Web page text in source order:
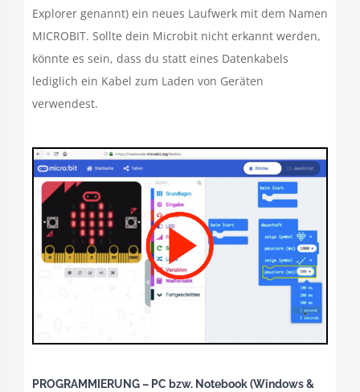
Explorer genannt) ein neues Laufwerk mit dem Namen
MICROBIT. Sollte dein Microbit nicht erkannt werden,
könnte es sein, dass du statt eines Datenkabels
lediglich ein Kabel zum Laden von Geräten
verwendest.
PROGRAMMIERUNG – PC bzw. Notebook (Windows &